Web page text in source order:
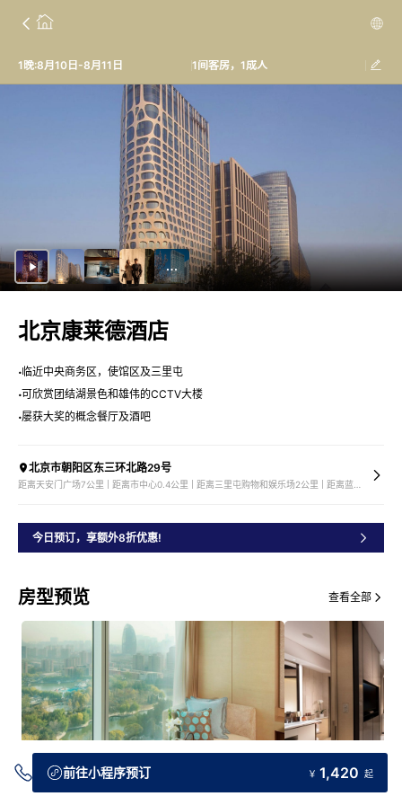
1晚:8月10日-8月11日 1间客房，1成人
北京康莱德酒店
临近中央商务区，使馆区及三里屯
可欣赏团结湖景色和雄伟的CCTV大楼
屡获大奖的概念餐厅及酒吧
北京市朝阳区东三环北路29号
今日预订，享额外8折优惠!
房型预览 查看全部
前往小程序预订 ￥ 1,420 起